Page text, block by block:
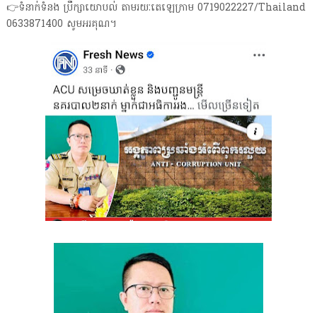
👉ទំនាក់ទំនង ប្រឹក្សាយោបល់ តាមរយៈតេឡេក្រាម 0719022227/Thailand
0633871400 សូមអរគុណ។